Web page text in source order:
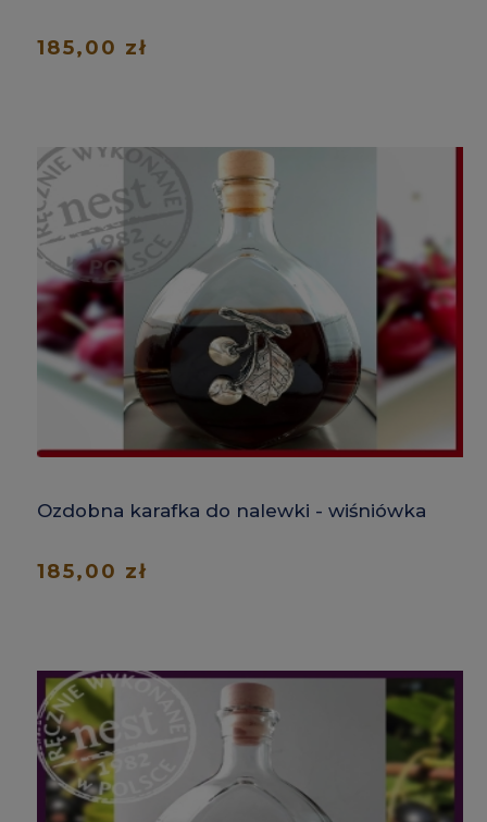
185,00 zł
Ozdobna karafka do nalewki - wiśniówka
185,00 zł